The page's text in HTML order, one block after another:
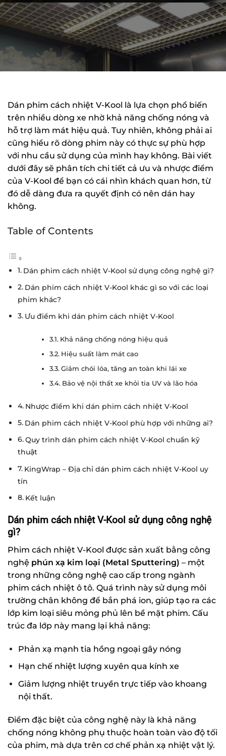
Dán phim cách nhiệt V-Kool là lựa chọn phổ biến
trên nhiều dòng xe nhờ khả năng chống nóng và
hỗ trợ làm mát hiệu quả. Tuy nhiên, không phải ai
cũng hiểu rõ dòng phim này có thực sự phù hợp
với nhu cầu sử dụng của mình hay không. Bài viết
dưới đây sẽ phân tích chi tiết cả ưu và nhược điểm
của V-Kool để bạn có cái nhìn khách quan hơn, từ
đó dễ dàng đưa ra quyết định có nên dán hay
không.
Table of Contents
Dán phim cách nhiệt V-Kool sử dụng công nghệ gì?
Dán phim cách nhiệt V-Kool khác gì so với các loại
phim khác?
Ưu điểm khi dán phim cách nhiệt V-Kool
Khả năng chống nóng hiệu quả
Hiệu suất làm mát cao
Giảm chói lóa, tăng an toàn khi lái xe
Bảo vệ nội thất xe khỏi tia UV và lão hóa
Nhược điểm khi dán phim cách nhiệt V-Kool
Dán phim cách nhiệt V-Kool phù hợp với những ai?
Quy trình dán phim cách nhiệt V-Kool chuẩn kỹ
thuật
KingWrap – Địa chỉ dán phim cách nhiệt V-Kool uy
tín
Kết luận
Dán phim cách nhiệt V-Kool sử dụng công nghệ
gì?
Phim cách nhiệt V-Kool được sản xuất bằng công
nghệ phún xạ kim loại (Metal Sputtering) – một
trong những công nghệ cao cấp trong ngành
phim cách nhiệt ô tô. Quá trình này sử dụng môi
trường chân không để bắn phá ion, giúp tạo ra các
lớp kim loại siêu mỏng phủ lên bề mặt phim. Cấu
trúc đa lớp này mang lại khả năng:
Phản xạ mạnh tia hồng ngoại gây nóng
Hạn chế nhiệt lượng xuyên qua kính xe
Giảm lượng nhiệt truyền trực tiếp vào khoang
nội thất.
Điểm đặc biệt của công nghệ này là khả năng
chống nóng không phụ thuộc hoàn toàn vào độ tối
của phim, mà dựa trên cơ chế phản xạ nhiệt vật lý.